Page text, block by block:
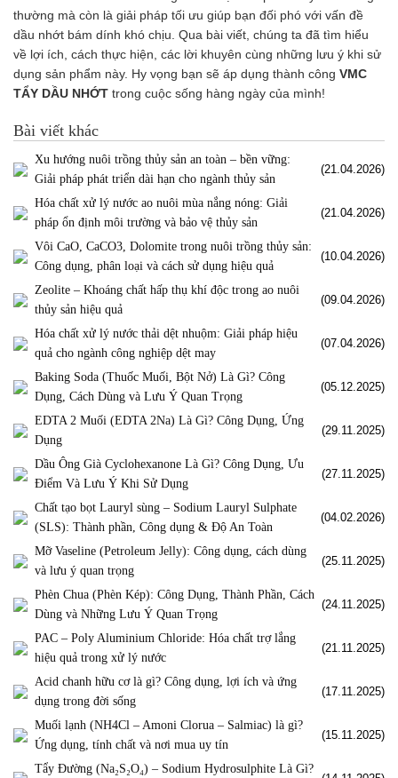
thường mà còn là giải pháp tối ưu giúp bạn đối phó với vấn đề
dầu nhớt bám dính khó chịu. Qua bài viết, chúng ta đã tìm hiểu
về lợi ích, cách thực hiện, các lời khuyên cùng những lưu ý khi sử
dụng sản phẩm này. Hy vọng bạn sẽ áp dụng thành công VMC
TẨY DẦU NHỚT trong cuộc sống hàng ngày của mình!
Bài viết khác
Xu hướng nuôi trồng thủy sản an toàn – bền vững:
Giải pháp phát triển dài hạn cho ngành thủy sản
(21.04.2026)
Hóa chất xử lý nước ao nuôi mùa nắng nóng: Giải
pháp ổn định môi trường và bảo vệ thủy sản
(21.04.2026)
Vôi CaO, CaCO3, Dolomite trong nuôi trồng thủy sản:
Công dụng, phân loại và cách sử dụng hiệu quả
(10.04.2026)
Zeolite – Khoáng chất hấp thụ khí độc trong ao nuôi
thủy sản hiệu quả
(09.04.2026)
Hóa chất xử lý nước thải dệt nhuộm: Giải pháp hiệu
quả cho ngành công nghiệp dệt may
(07.04.2026)
Baking Soda (Thuốc Muối, Bột Nở) Là Gì? Công
Dụng, Cách Dùng và Lưu Ý Quan Trọng
(05.12.2025)
EDTA 2 Muối (EDTA 2Na) Là Gì? Công Dụng, Ứng
Dụng
(29.11.2025)
Dầu Ông Già Cyclohexanone Là Gì? Công Dụng, Ưu
Điểm Và Lưu Ý Khi Sử Dụng
(27.11.2025)
Chất tạo bọt Lauryl sùng – Sodium Lauryl Sulphate
(SLS): Thành phần, Công dụng & Độ An Toàn
(04.02.2026)
Mỡ Vaseline (Petroleum Jelly): Công dụng, cách dùng
và lưu ý quan trọng
(25.11.2025)
Phèn Chua (Phèn Kép): Công Dụng, Thành Phần, Cách
Dùng và Những Lưu Ý Quan Trọng
(24.11.2025)
PAC – Poly Aluminium Chloride: Hóa chất trợ lắng
hiệu quả trong xử lý nước
(21.11.2025)
Acid chanh hữu cơ là gì? Công dụng, lợi ích và ứng
dụng trong đời sống
(17.11.2025)
Muối lạnh (NH4Cl – Amoni Clorua – Salmiac) là gì?
Ứng dụng, tính chất và nơi mua uy tín
(15.11.2025)
Tẩy Đường (Na₂S₂O₄) – Sodium Hydrosulphite Là Gì?